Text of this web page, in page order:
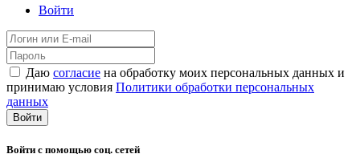
Войти
Даю согласие на обработку моих персональных данных и
принимаю условия Политики обработки персональных
данных
Войти
Войти с помощью соц. сетей